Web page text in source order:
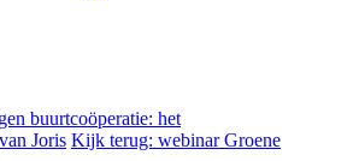
buurtcoöperatie: het
Joris Kijk terug: webinar Groene